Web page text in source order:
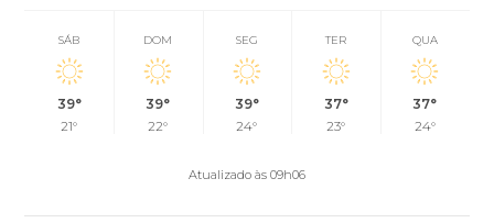
SÁB
39°
21°
DOM
39°
22°
SEG
39°
24°
TER
37°
23°
QUA
37°
24°
Atualizado às 09h06